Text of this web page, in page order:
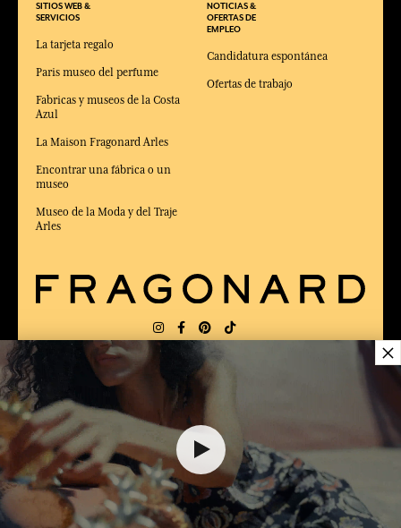
38,00 €
SITIOS WEB &
SERVICIOS
La tarjeta regalo
Paris museo del perfume
Fabricas y museos de la Costa
Azul
La Maison Fragonard Arles
Encontrar una fábrica o un
museo
Museo de la Moda y del Traje
Arles
NOTICIAS &
OFERTAS DE
EMPLEO
Candidatura espontánea
Ofertas de trabajo
ENTREGA: FR
ELEGIDO MEJOR SITIO DE COMERCIO
en Línea 2025 por la revista Capital
×